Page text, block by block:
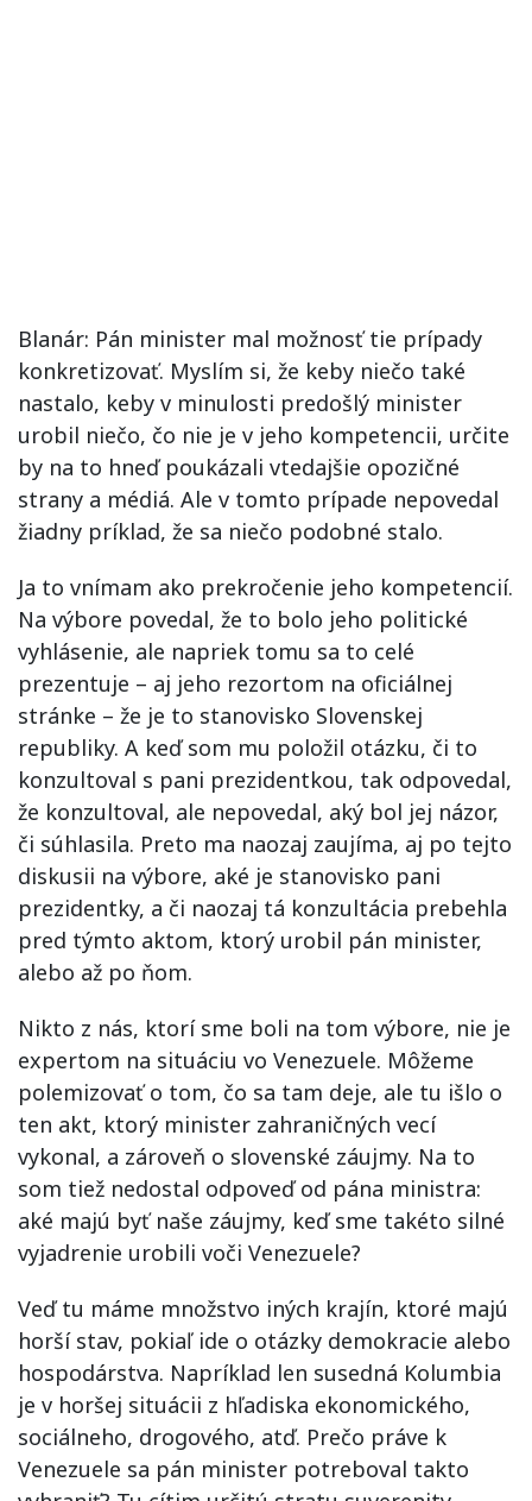
Blanár: Pán minister mal možnosť tie prípady
konkretizovať. Myslím si, že keby niečo také
nastalo, keby v minulosti predošlý minister
urobil niečo, čo nie je v jeho kompetencii, určite
by na to hneď poukázali vtedajšie opozičné
strany a médiá. Ale v tomto prípade nepovedal
žiadny príklad, že sa niečo podobné stalo.
Ja to vnímam ako prekročenie jeho kompetencií.
Na výbore povedal, že to bolo jeho politické
vyhlásenie, ale napriek tomu sa to celé
prezentuje – aj jeho rezortom na oficiálnej
stránke – že je to stanovisko Slovenskej
republiky. A keď som mu položil otázku, či to
konzultoval s pani prezidentkou, tak odpovedal,
že konzultoval, ale nepovedal, aký bol jej názor,
či súhlasila. Preto ma naozaj zaujíma, aj po tejto
diskusii na výbore, aké je stanovisko pani
prezidentky, a či naozaj tá konzultácia prebehla
pred týmto aktom, ktorý urobil pán minister,
alebo až po ňom.
Nikto z nás, ktorí sme boli na tom výbore, nie je
expertom na situáciu vo Venezuele. Môžeme
polemizovať o tom, čo sa tam deje, ale tu išlo o
ten akt, ktorý minister zahraničných vecí
vykonal, a zároveň o slovenské záujmy. Na to
som tiež nedostal odpoveď od pána ministra:
aké majú byť naše záujmy, keď sme takéto silné
vyjadrenie urobili voči Venezuele?
Veď tu máme množstvo iných krajín, ktoré majú
horší stav, pokiaľ ide o otázky demokracie alebo
hospodárstva. Napríklad len susedná Kolumbia
je v horšej situácii z hľadiska ekonomického,
sociálneho, drogového, atď. Prečo práve k
Venezuele sa pán minister potreboval takto